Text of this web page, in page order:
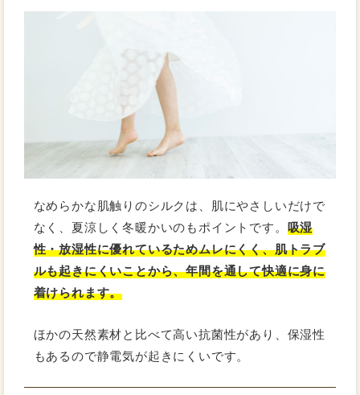
なめらかな肌触りのシルクは、肌にやさしいだけで
なく、夏涼しく冬暖かいのもポイントです。 吸湿
性・放湿性に優れているためムレにくく、肌トラブ
ルも起きにくいことから、年間を通して快適に身に
着けられます。
ほかの天然素材と比べて高い抗菌性があり、保湿性
もあるので静電気が起きにくいです。